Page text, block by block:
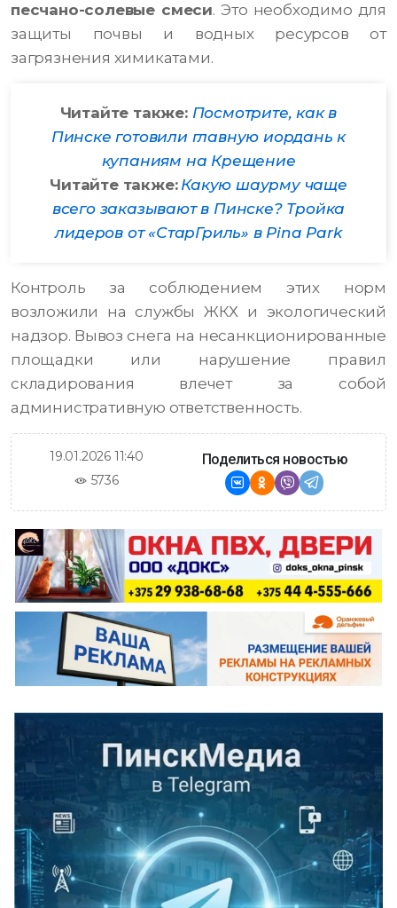
песчано-солевые смеси. Это необходимо для
защиты почвы и водных ресурсов от
загрязнения химикатами.
Читайте также: Посмотрите, как в
Пинске готовили главную иордань к
купаниям на Крещение
Читайте также: Какую шаурму чаще
всего заказывают в Пинске? Тройка
лидеров от «СтарГриль» в Pina Park
Контроль за соблюдением этих норм
возложили на службы ЖКХ и экологический
надзор. Вывоз снега на несанкционированные
площадки или нарушение правил
складирования влечет за собой
административную ответственность.
19.01.2026 11:40
5736
Поделиться новостью